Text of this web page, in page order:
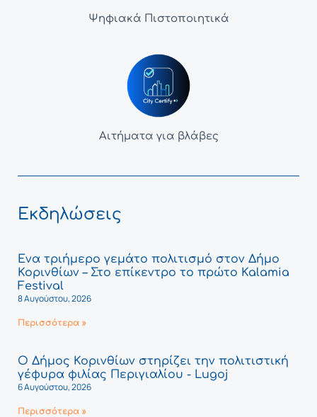
Ψηφιακά Πιστοποιητικά
Αιτήματα για βλάβες
Εκδηλώσεις
Ένα τριήμερο γεμάτο πολιτισμό στον Δήμο
Κορινθίων – Στο επίκεντρο το πρώτο Kalamia
Festival
8 Αυγούστου, 2026
Περισσότερα »
Ο Δήμος Κορινθίων στηρίζει την πολιτιστική
γέφυρα φιλίας Περιγιαλίου - Lugoj
6 Αυγούστου, 2026
Περισσότερα »